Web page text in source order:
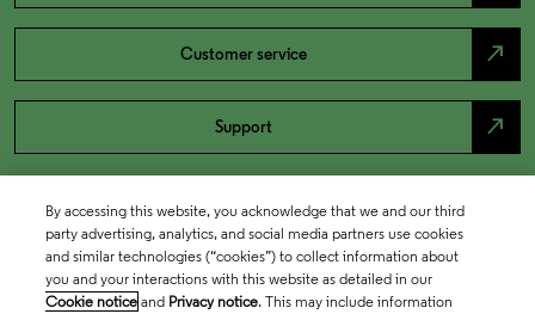
Customer service north_east
Support north_east
By accessing this website, you acknowledge that we and our third
party advertising, analytics, and social media partners use cookies
and similar technologies (“cookies”) to collect information about
you and your interactions with this website as detailed in our
Cookie notice and Privacy notice. This may include information